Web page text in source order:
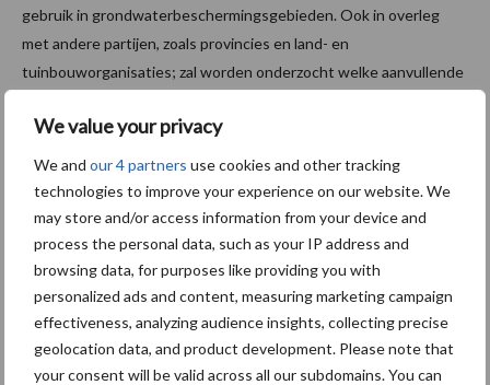
We value your privacy
We and our 4 partners use cookies and other tracking
technologies to improve your experience on our website. We
may store and/or access information from your device and
process the personal data, such as your IP address and
browsing data, for purposes like providing you with
personalized ads and content, measuring marketing campaign
effectiveness, analyzing audience insights, collecting precise
geolocation data, and product development. Please note that
your consent will be valid across all our subdomains. You can
gebruik in grondwaterbeschermingsgebieden. Ook in overleg
met andere partijen, zoals provincies en land- en
tuinbouworganisaties; zal worden onderzocht welke aanvullende
verontreiniging is belangrijk om te zorgen dat drinkwater schoon
en veilig blijft.
Bron:NVWA
Aanbevolen voor jou!
“Vraag naar praktische
hygieneoplossingen is in
Polen groter dan ooit”